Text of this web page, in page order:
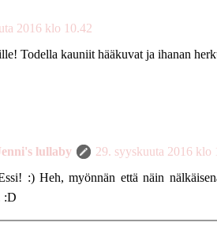
2016 klo 10.42
Todella kauniit hääkuvat ja ihanan
lullaby
29. syyskuuta 2016 klo
:) Heh, myönnän että näin
:D